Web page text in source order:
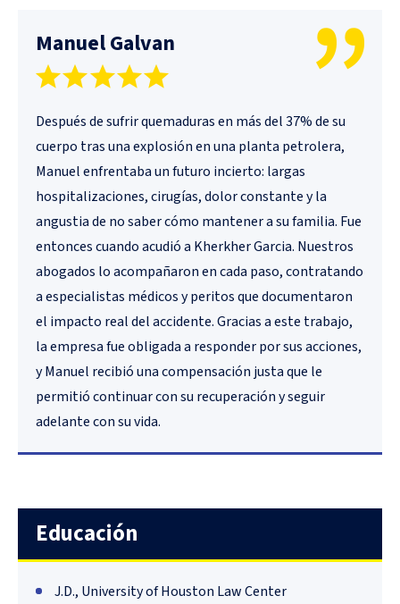
Manuel Galvan
Después de sufrir quemaduras en más del 37% de su
cuerpo tras una explosión en una planta petrolera,
Manuel enfrentaba un futuro incierto: largas
hospitalizaciones, cirugías, dolor constante y la
angustia de no saber cómo mantener a su familia. Fue
entonces cuando acudió a Kherkher Garcia. Nuestros
abogados lo acompañaron en cada paso, contratando
a especialistas médicos y peritos que documentaron
el impacto real del accidente. Gracias a este trabajo,
la empresa fue obligada a responder por sus acciones,
y Manuel recibió una compensación justa que le
permitió continuar con su recuperación y seguir
adelante con su vida.
Educación
J.D., University of Houston Law Center